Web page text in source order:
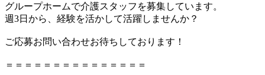
グループホームで介護スタッフを募集しています。
週3日から、経験を活かして活躍しませんか？
ご応募お問い合わせお待ちしております！
＝＝＝＝＝＝＝＝＝＝＝＝＝＝＝